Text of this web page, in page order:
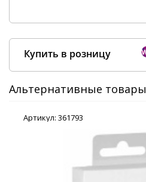
Купить в розницу
Покупка оптом от
Альтернативные товары
Артикул: 361793